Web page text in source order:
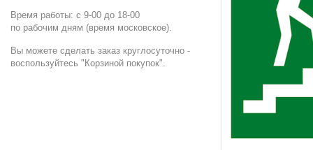
Время работы: с 9-00 до 18-00
по рабочим дням (время московское).
Вы можете сделать заказ круглосуточно -
воспользуйтесь "Корзиной покупок".